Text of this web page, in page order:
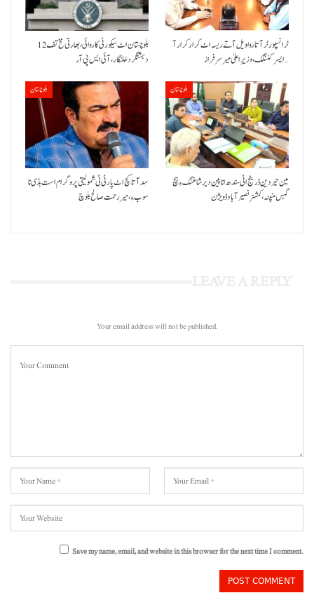
بلوچستان اٹ سیکورٹی کاروائی، بھارتی مخ تف 12
دہشتگرد خلنگار،آئی ایس پی آر
ٹرانسپورٹر آتا روا ویل آتے ریسہ اٹ کرار کرار آ
ایسر کننگک ،وزیرِ اعلیٰ میر سرفراز…
بلوچستان
سد آتا کچ اٹ پارٹی ٹی شمولیتی پروگرام است بڈی نا
سوب ءِ،میر رحمت صالح بلوچ
بلوچستان
مین حیردین ڈرینج اٹی سندھ انا پین دیر شاغنگ ءِ ہچ
گہس منپنہ،کمشنر نصیرآباد ڈویژن
Your email address will not be published.
Save my name, email, and website in this browser for the next time I comment.